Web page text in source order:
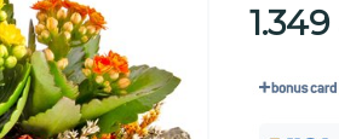
1.349